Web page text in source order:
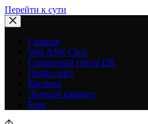
Перейти к сути
Главная
WeLANS Click
Сервисный центр ПК
Прайс-лист
Корзина
Личный кабинет
Блог